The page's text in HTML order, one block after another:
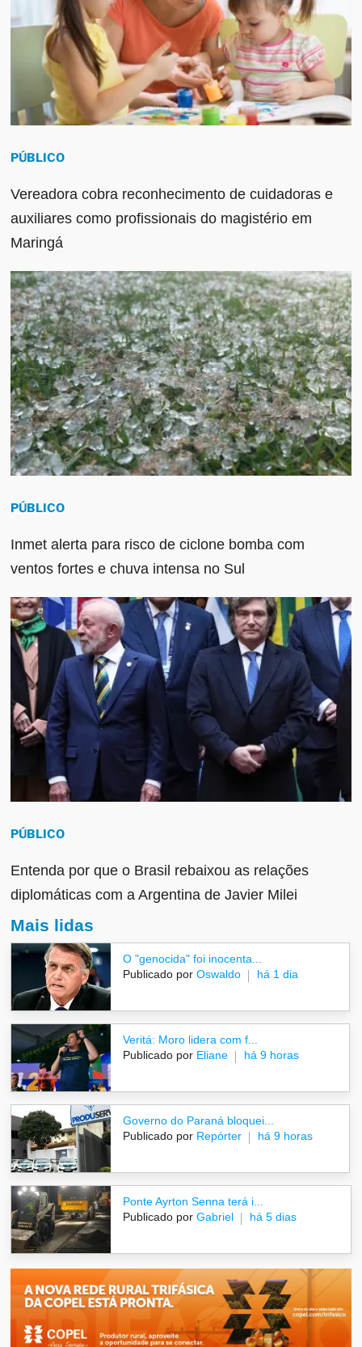
PÚBLICO
Vereadora cobra reconhecimento de cuidadoras e
auxiliares como profissionais do magistério em
Maringá
PÚBLICO
Inmet alerta para risco de ciclone bomba com
ventos fortes e chuva intensa no Sul
PÚBLICO
Entenda por que o Brasil rebaixou as relações
diplomáticas com a Argentina de Javier Milei
Mais lidas
O "genocida" foi inocenta...
Publicado por Oswaldo há 1 dia
Veritá: Moro lidera com f...
Publicado por Eliane há 9 horas
Governo do Paraná bloquei...
Publicado por Repórter há 9 horas
Ponte Ayrton Senna terá i...
Publicado por Gabriel há 5 dias